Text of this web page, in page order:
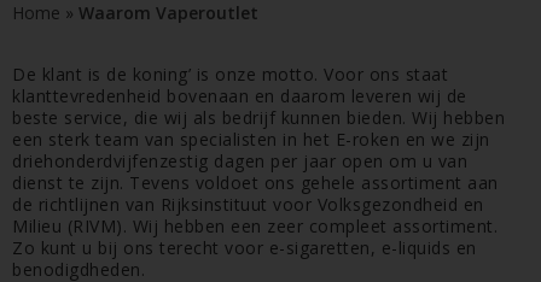
Home » Waarom Vaperoutlet
De klant is de koning’ is onze motto. Voor ons staat
klanttevredenheid bovenaan en daarom leveren wij de
beste service, die wij als bedrijf kunnen bieden. Wij hebben
een sterk team van specialisten in het E-roken en we zijn
driehonderdvijfenzestig dagen per jaar open om u van
dienst te zijn. Tevens voldoet ons gehele assortiment aan
de richtlijnen van Rijksinstituut voor Volksgezondheid en
Milieu (RIVM). Wij hebben een zeer compleet assortiment.
Zo kunt u bij ons terecht voor e-sigaretten, e-liquids en
benodigdheden.